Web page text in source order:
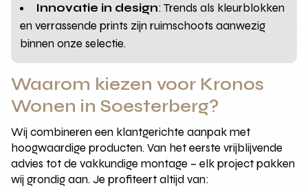
Innovatie in design: Trends als kleurblokken
en verrassende prints zijn ruimschoots aanwezig
binnen onze selectie.
Waarom kiezen voor Kronos
Wonen in Soesterberg?
Wij combineren een klantgerichte aanpak met
hoogwaardige producten. Van het eerste vrijblijvende
advies tot de vakkundige montage – elk project pakken
wij grondig aan. Je profiteert altijd van: